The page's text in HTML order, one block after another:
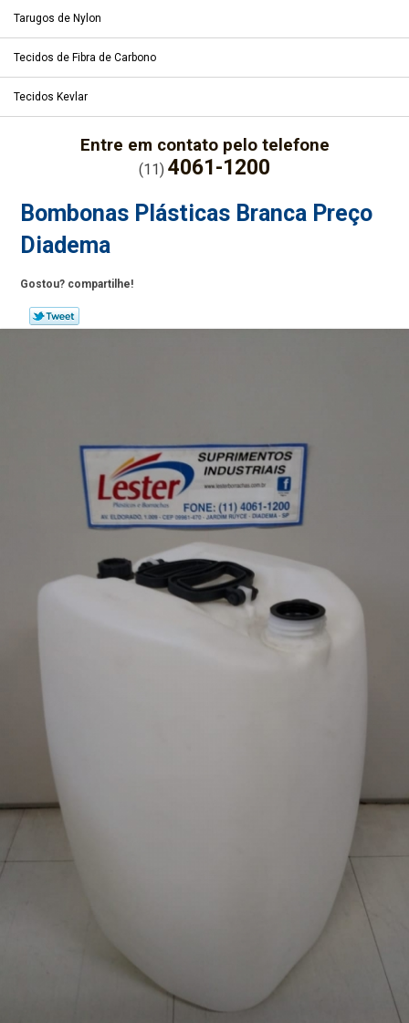
Tarugos de Nylon
Tecidos de Fibra de Carbono
Tecidos Kevlar
Entre em contato pelo telefone
(11) 4061-1200
Bombonas Plásticas Branca Preço
Diadema
Gostou? compartilhe!